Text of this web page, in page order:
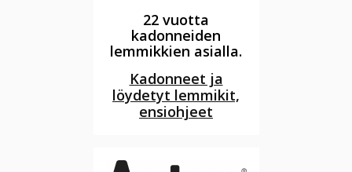
22 vuotta
kadonneiden
lemmikkien asialla.
Kadonneet ja
löydetyt lemmikit,
ensiohjeet